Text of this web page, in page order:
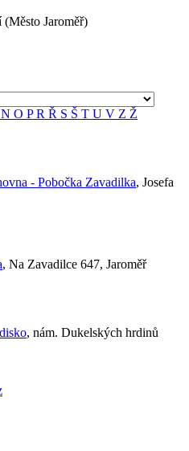
(Město Jaroměř)
N O PR Ř S Š T U V Z Ž
- Pobočka Zavadilka, Josefa
, Na Zavadilce 647, Jaroměř
, nám. Dukelských hrdinů